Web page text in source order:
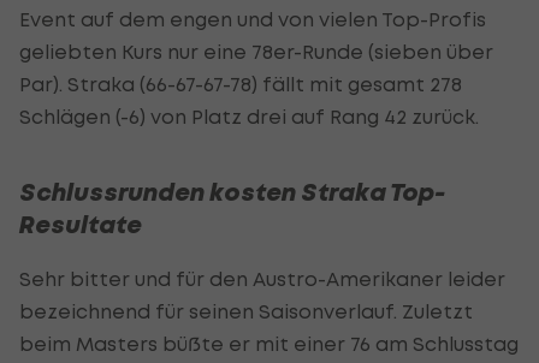
Event auf dem engen und von vielen Top-Profis
geliebten Kurs nur eine 78er-Runde (sieben über
Par). Straka (66-67-67-78) fällt mit gesamt 278
Schlägen (-6) von Platz drei auf Rang 42 zurück.
Schlussrunden kosten Straka Top-
Resultate
Sehr bitter und für den Austro-Amerikaner leider
bezeichnend für seinen Saisonverlauf. Zuletzt
beim Masters büßte er mit einer 76 am Schlusstag